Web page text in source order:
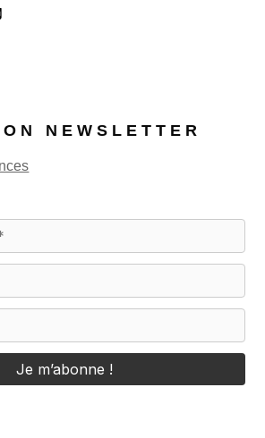
NEWSLETTER